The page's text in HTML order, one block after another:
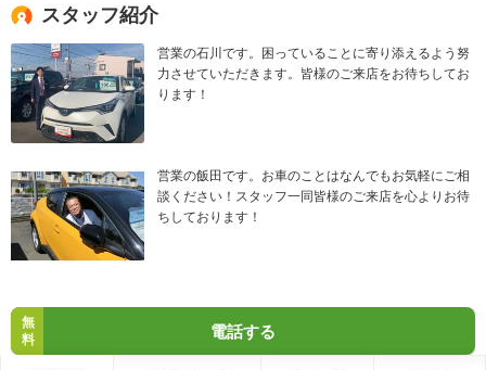
スタッフ紹介
営業の石川です。困っていることに寄り添えるよう努
力させていただきます。皆様のご来店をお待ちしてお
ります！
営業の飯田です。お車のことはなんでもお気軽にご相
談ください！スタッフ一同皆様のご来店を心よりお待
ちしております！
無
料
電話する